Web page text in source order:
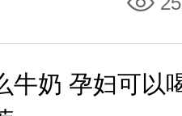
牛奶 孕妇可以